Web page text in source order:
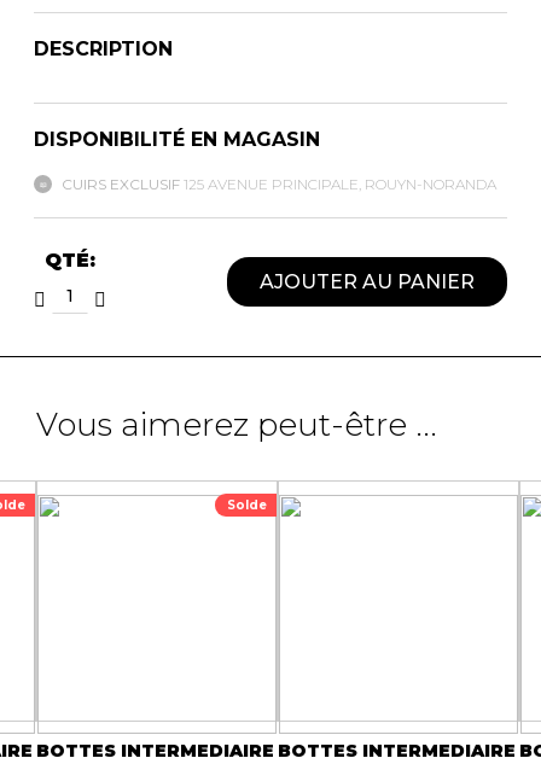
DESCRIPTION
DISPONIBILITÉ EN MAGASIN
CUIRS EXCLUSIF 125 AVENUE PRINCIPALE, ROUYN-NORANDA
QTÉ:
AJOUTER AU PANIER
Vous aimerez peut-être ...
Solde
BOTTES INTERMEDIAIRE BOTTES INTERMEDIAIRE